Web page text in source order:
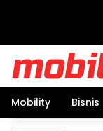
Mobility Bisnis